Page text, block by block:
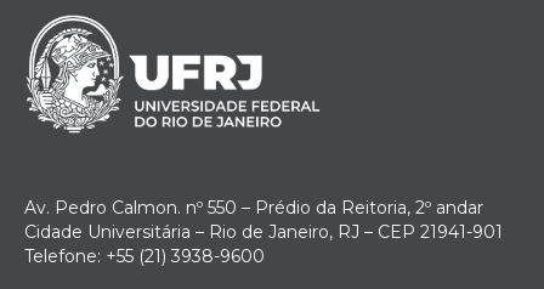
Av. Pedro Calmon. nº 550 – Prédio da Reitoria, 2º andar
Cidade Universitária – Rio de Janeiro, RJ – CEP 21941-901
Telefone: +55 (21) 3938-9600